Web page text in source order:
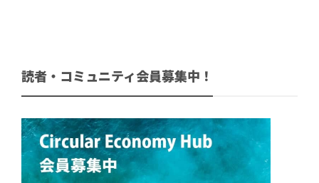
読者・コミュニティ会員募集中！